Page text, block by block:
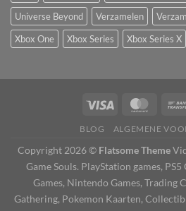
Universe Beyond
Verzamelen
Xbox One
Xbox Series Xbox Series X
BLOG ALGEMENE
Copyright 2026 © Flatsome Theme
Game Souls. PlayStation games, PS5
Games, Nintendo Games, Trading
Gathering, Pokemon Kaarten,